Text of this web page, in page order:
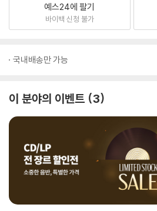
예스24에 팔기
바이백 신청 불가
국내배송만 가능
이 분야의 이벤트 3